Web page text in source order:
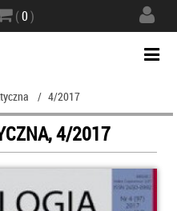
(0)
/ 4/2017
4/2017